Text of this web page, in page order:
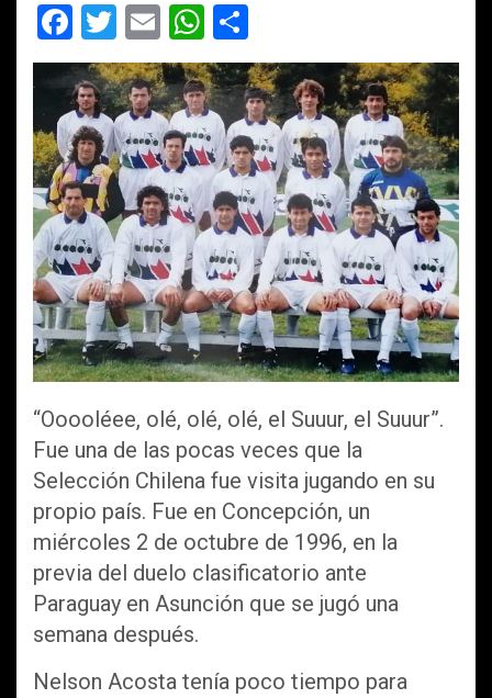
F
a
ce
b
o
o
k
T
wi
tt
er
E
m
ail
W
h
at
s
A
p
p
o
m
p
ar
tir
“Ooooléee, olé, olé, olé, el Suuur, el Suuur”.
Fue una de las pocas veces que la
Selección Chilena fue visita jugando en su
propio país. Fue en Concepción, un
miércoles 2 de octubre de 1996, en la
previa del duelo clasificatorio ante
Paraguay en Asunción que se jugó una
semana después.
Nelson Acosta tenía poco tiempo para